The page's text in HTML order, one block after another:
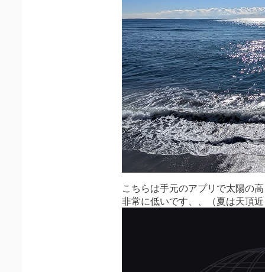
こちらは手元のアプリで太陽の
非常に低いです、、（夏は天頂